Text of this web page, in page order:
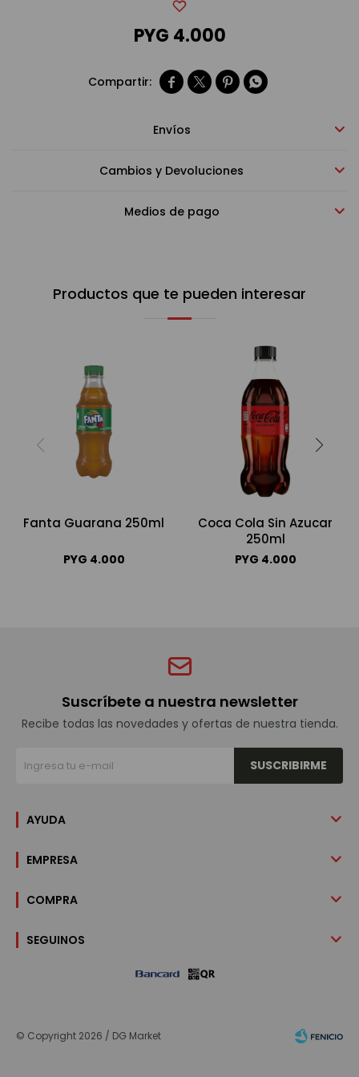
PYG 4.000
   
Envíos
Cambios y Devoluciones
Medios de pago
Productos que te pueden interesar
Fanta Guarana 250ml
PYG 4.000
Coca Cola Sin Azucar
250ml
PYG 4.000
Suscríbete a nuestra newsletter
Recibe todas las novedades y ofertas de nuestra tienda.
SUSCRIBIRME
AYUDA
EMPRESA
COMPRA
SEGUINOS
© Copyright 2026 / DG Market
Bebidas sin alcohol
Accesorios y regalos